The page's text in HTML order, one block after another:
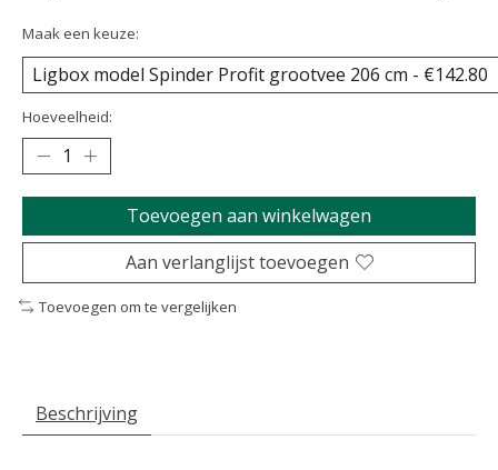
Maak een keuze:
Hoeveelheid:
Toevoegen aan winkelwagen
Aan verlanglijst toevoegen
Toevoegen om te vergelijken
Beschrijving